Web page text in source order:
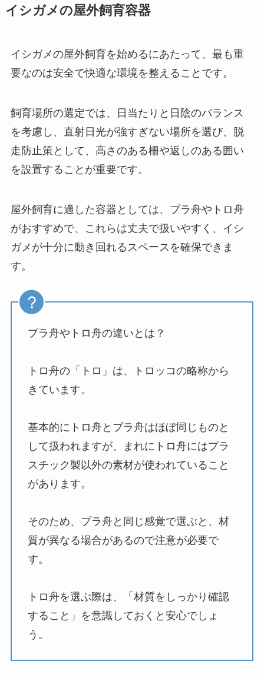
イシガメの屋外飼育容器
イシガメの屋外飼育を始めるにあたって、最も重
要なのは安全で快適な環境を整えることです。
飼育場所の選定では、日当たりと日陰のバランス
を考慮し、直射日光が強すぎない場所を選び、脱
走防止策として、高さのある柵や返しのある囲い
を設置することが重要です。
屋外飼育に適した容器としては、プラ舟やトロ舟
がおすすめで、これらは丈夫で扱いやすく、イシ
ガメが十分に動き回れるスペースを確保できま
す。
プラ舟やトロ舟の違いとは？
トロ舟の「トロ」は、トロッコの略称から
きています。
基本的にトロ舟とプラ舟はほぼ同じものと
して扱われますが、まれにトロ舟にはプラ
スチック製以外の素材が使われていること
があります。
そのため、プラ舟と同じ感覚で選ぶと、材
質が異なる場合があるので注意が必要で
す。
トロ舟を選ぶ際は、「材質をしっかり確認
すること」を意識しておくと安心でしょ
う。